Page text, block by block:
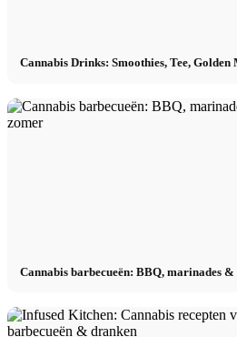
Cannabis Drinks: Smoothies, Tee,
Cannabis barbecueën: BBQ, marinades